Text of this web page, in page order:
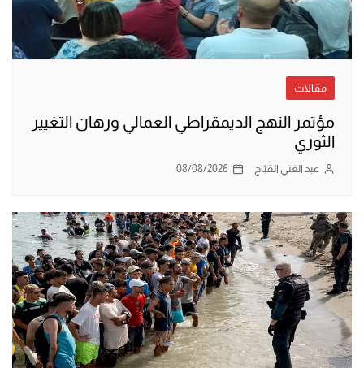
مقالات
مؤتمر النهج الديمقراطي العمالي ورهان التغيير
الثوري
عبد الغني القبّاج 08/08/2026